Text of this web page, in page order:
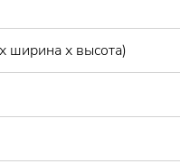
ширина х высота)